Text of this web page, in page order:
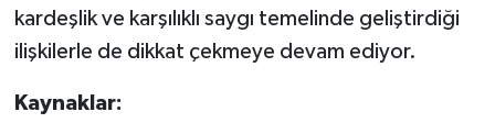
kardeşlik ve karşılıklı saygı temelinde geliştirdiği
ilişkilerle de dikkat çekmeye devam ediyor.
Kaynaklar: